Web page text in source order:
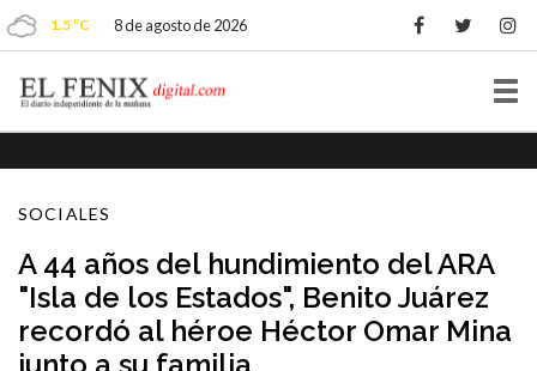
1.5 ºC 8 de agosto de 2026
SOCIALES
A 44 años del hundimiento del ARA
"Isla de los Estados", Benito Juárez
recordó al héroe Héctor Omar Mina